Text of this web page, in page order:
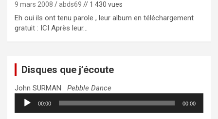
9 mars 2008 abds69 // 1 430 vues
Eh oui ils ont tenu parole , leur album en téléchargement
gratuit : ICI Après leur…
Disques que j’écoute
John SURMAN Pebble Dance
Lecteur
audio
00:00 00:00